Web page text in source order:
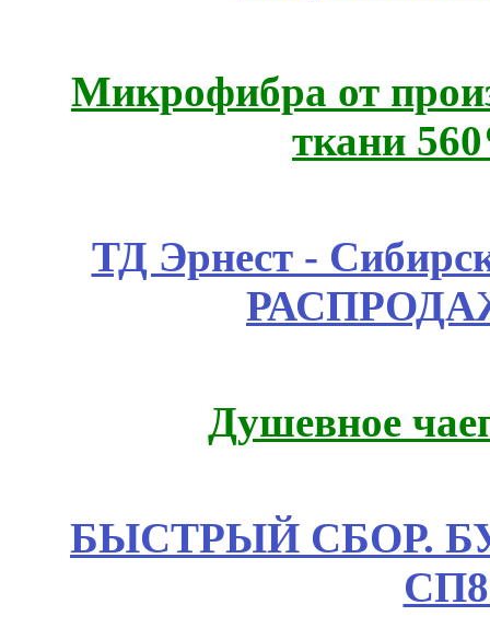
Микрофибра от
ткани
ТД Эрнест -
Душевное
БЫСТРЫЙ СБОР.